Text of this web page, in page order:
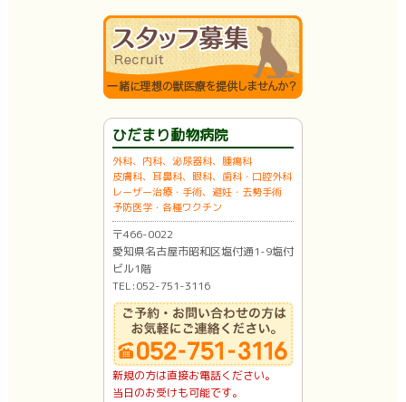
ひだまり動物病院
外科、内科、泌尿器科、腫瘍科
皮膚科、耳鼻科、眼科、歯科・口腔外科
レーザー治療・手術、避妊・去勢手術
予防医学・各種ワクチン
〒466-0022
愛知県名古屋市昭和区塩付通1-9塩付
ビル1階
TEL:052-751-3116
新規の方は直接お電話ください。
当日のお受けも可能です。